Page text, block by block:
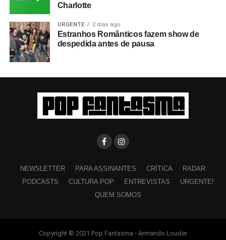
Charlotte
URGENTE 2 dias ago
Estranhos Românticos fazem show de
despedida antes de pausa
NEWSLETTER PARA ASSINANTES CRÍTICA
RADAR
PODCASTS
CULTURA POP ENTREVISTAS
URGENTE!
QUEM SOMOS
Copyright © 2021 Pop Fantasma - Armando Louder